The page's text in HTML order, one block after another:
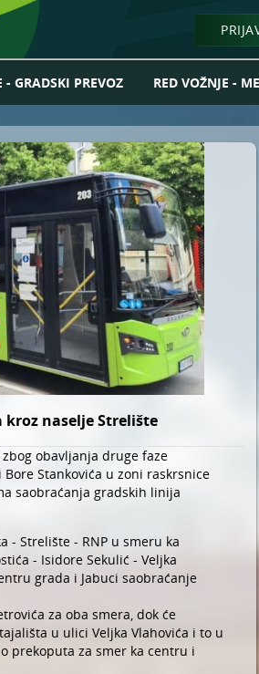
- GRADSKI PREVOZ RED VOŽNJE -
I OBAVEŠTENJA
naselje Strelište
obavljanja druge faze
Stankovića u zoni raskrsnice
saobraćanja gradskih linija
- Strelište - RNP u smeru ka
- Isidore Sekulić - Veljka
grada i Jabuci saobraćanje
za oba smera, dok će
u ulici Veljka Vlahovića i to u
prekoputa za smer ka centru i